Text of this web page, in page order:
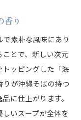
り
素朴な風味にあり
とで、新しい次元
トッピングした「海
が沖縄そばの持つ
に仕上がります。
いスープが全体を